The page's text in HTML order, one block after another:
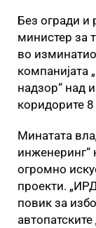
Без огради и
министер за
во
компанијата
надзор“ над
коридорите 8
Минатата
инженеринг“
огромно
проекти.
повик за